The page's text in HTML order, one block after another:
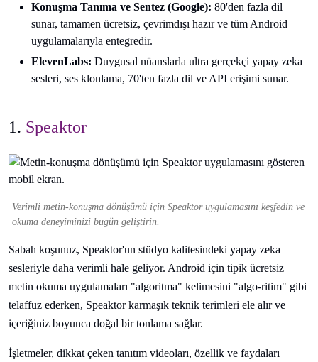
Konuşma Tanıma ve Sentez (Google): 80'den fazla dil
sunar, tamamen ücretsiz, çevrimdışı hazır ve tüm Android
uygulamalarıyla entegredir.
ElevenLabs: Duygusal nüanslarla ultra gerçekçi yapay zeka
sesleri, ses klonlama, 70'ten fazla dil ve API erişimi sunar.
1. Speaktor
Verimli metin-konuşma dönüşümü için Speaktor uygulamasını keşfedin ve
okuma deneyiminizi bugün geliştirin.
Sabah koşunuz, Speaktor'un stüdyo kalitesindeki yapay zeka
sesleriyle daha verimli hale geliyor. Android için tipik ücretsiz
metin okuma uygulamaları "algoritma" kelimesini "algo-ritim" gibi
telaffuz ederken, Speaktor karmaşık teknik terimleri ele alır ve
içeriğiniz boyunca doğal bir tonlama sağlar.
İşletmeler, dikkat çeken tanıtım videoları, özellik ve faydaları